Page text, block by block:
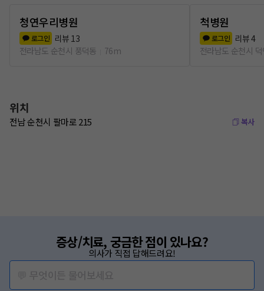
청연우리병원
로그인 리뷰 13
전라남도 순천시 풍덕동
76m
척병원
로그인 리뷰4
전라남도 순천시
위치
전남 순천시 팔마로 215 복사
증상/치료, 궁금한 점이 있나요?
의사가 직접 답해드려요!